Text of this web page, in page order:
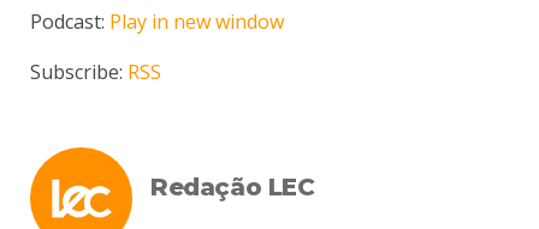
áudio
Podcast: Play in new window
Subscribe: RSS
Redação LEC